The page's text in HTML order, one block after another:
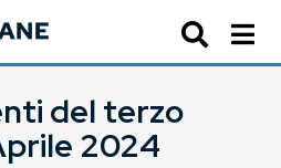
del terzo
2024